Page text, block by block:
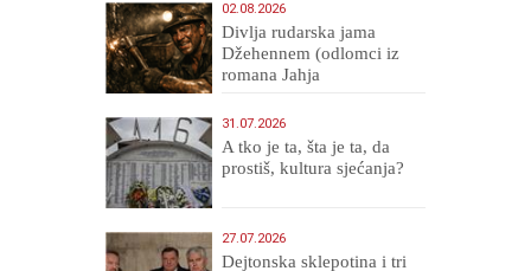
02.08.2026
Divlja rudarska jama
Džehennem (odlomci iz
romana Jahja
31.07.2026
A tko je ta, šta je ta, da
prostiš, kultura sjećanja?
27.07.2026
Dejtonska sklepotina i tri